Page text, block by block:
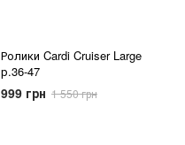
Ролики Cardi Cruiser Large
р.36-47
999 грн 1 550 грн